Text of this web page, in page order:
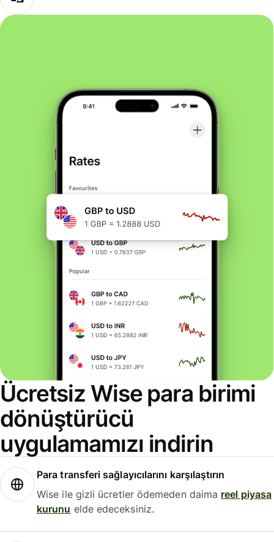
Ücretsiz Wise para birimi
dönüştürücü
uygulamamızı indirin
Para transferi sağlayıcılarını karşılaştırın
Wise ile gizli ücretler ödemeden daima reel piyasa
kurunu elde edeceksiniz.